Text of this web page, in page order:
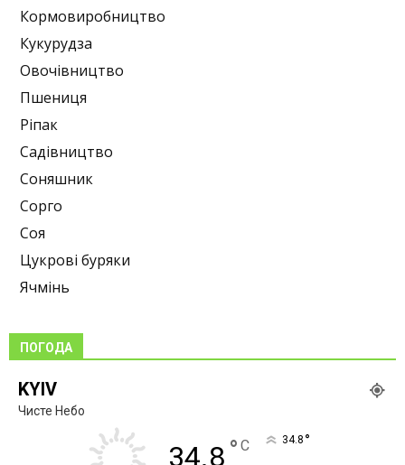
Кормовиробництво
Кукурудза
Овочівництво
Пшениця
Ріпак
Садівництво
Соняшник
Сорго
Соя
Цукрові буряки
Ячмінь
ПОГОДА
KYIV
Чисте Небо
34.8 ° C 34.8 °